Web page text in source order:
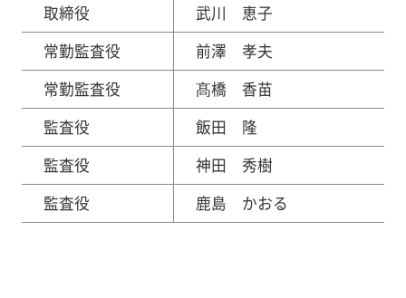
取締役
武川 恵子
常勤監査役
前澤 孝夫
常勤監査役
髙橋 香苗
監査役
飯田 隆
監査役
神田 秀樹
監査役
鹿島 かおる